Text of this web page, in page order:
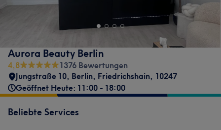
Aurora Beauty Berlin
4,8
1376 Bewertungen
Jungstraße 10, Berlin, Friedrichshain, 10247
Geöffnet Heute: 11:00 - 18:00
Beliebte Services